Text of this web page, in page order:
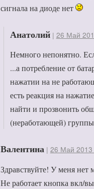
сигнала на диоде нет
Анатолий | 26 Май
Немного непонятно.
...а потребление от
нажатии на не
есть реакция на
найти и прозвонить
(неработающей)
Валентина | 26 Май 2013
Здравствуйте! У меня нет
Не работает кнопка вкл/